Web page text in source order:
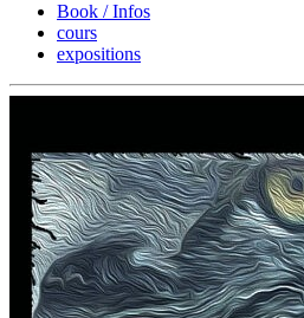
Book / Infos
cours
expositions